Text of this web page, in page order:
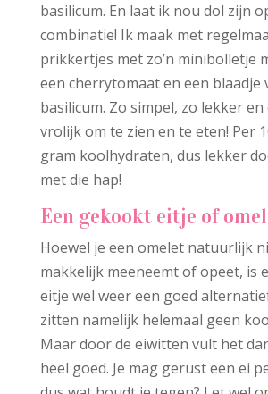
basilicum. En laat ik nou dol zijn
combinatie! Ik maak met
prikkertjes met zo’n minibolletje
een cherrytomaat en een blaadje
basilicum. Zo simpel, zo lekker
vrolijk om te zien en te eten! Per
gram koolhydraten, dus lekker
met die hap!
Een gekookt eitje of
Hoewel je een omelet natuurlijk
makkelijk meeneemt of opeet, is
eitje wel weer een goed
zitten namelijk helemaal geen
Maar door de eiwitten vult het
heel goed. Je mag gerust een ei